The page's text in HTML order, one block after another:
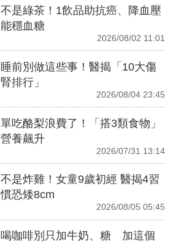
不是綠茶！1飲品助抗癌、降血壓
能穩血糖
2026/08/02 11:01
睡前別做這些事！醫揭「10大傷
腎排行」
2026/08/04 23:45
單吃酪梨浪費了！「搭3類食物」
營養飆升
2026/07/31 13:14
不是炸雞！女童9歲初經 醫揭4習
慣恐矮8cm
2026/08/05 05:45
喝咖啡別只加牛奶、糖 加這個